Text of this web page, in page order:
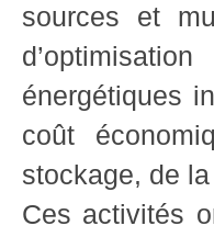
sources et
énergétiques
coût
stockage, de
Ces activités